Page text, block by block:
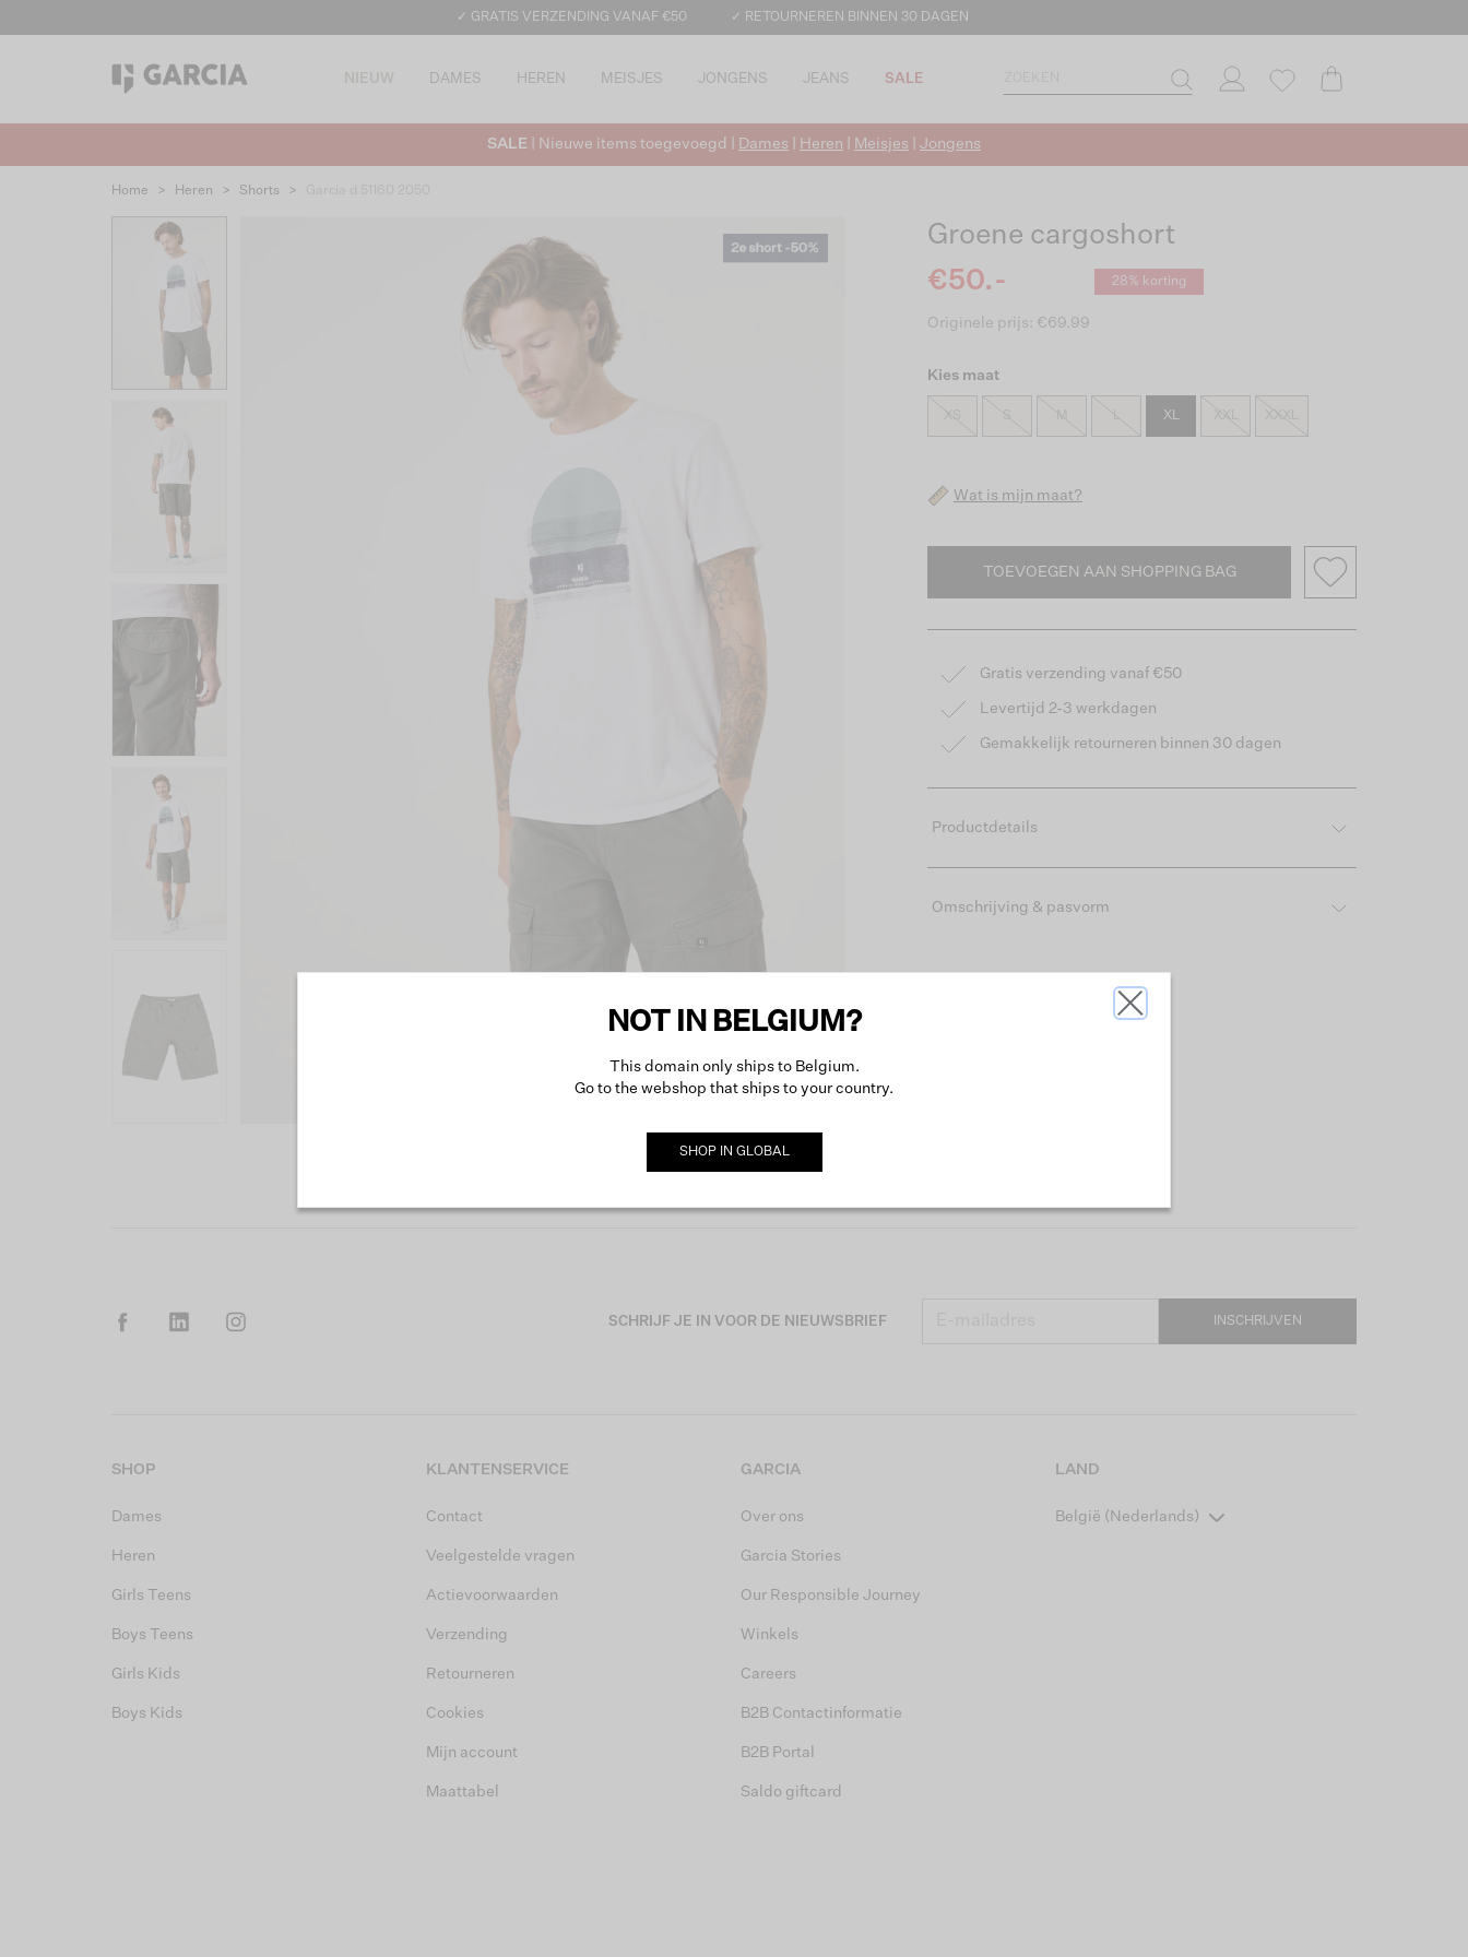
✓ GRATIS VERZENDING VANAF €50 ✓ RETOURNEREN BINNEN 30 DAGEN
NIEUW DAMES HEREN MEISJES JONGENS JEANS SALE
SALE | Nieuwe items toegevoegd | Dames Heren Meisjes Jongens
Home > Heren > Shorts >
Groene cargoshort
€50.-
28% korting
Originele prijs: €69.99
Kies maat
XS M XL XXL XXXL
Wat is mijn maat?
TOEVOEGEN AAN SHOPPING BAG
Gratis verzending vanaf €50
Levertijd 2-3 werkdagen
Gemakkelijk retourneren binnen 30 dagen
Productdetails
Omschrijving & pasvorm
SCHRIJF JE IN VOOR DE NIEUWSBRIEF INSCHRIJVEN
SHOP
Dames
Heren
Girls Teens
Boys Teens
Girls Kids
Boys Kids
KLANTENSERVICE
Contact
Veelgestelde vragen
Actievoorwaarden
Verzending
Retourneren
Cookies
Mijn account
Maattabel
GARCIA
Over ons
Garcia Stories
Our Responsible Journey
Winkels
Careers
B2B Contactinformatie
B2B Portal
Saldo giftcard
LAND
België (Nederlands)
NOT IN BELGIUM?
This domain only ships to Belgium.
Go to the webshop that ships to your country.
SHOP IN GLOBAL